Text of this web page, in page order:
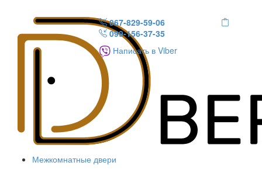
067-829-59-06
099-156-37-35
Написать в Viber
Межкомнатные двери